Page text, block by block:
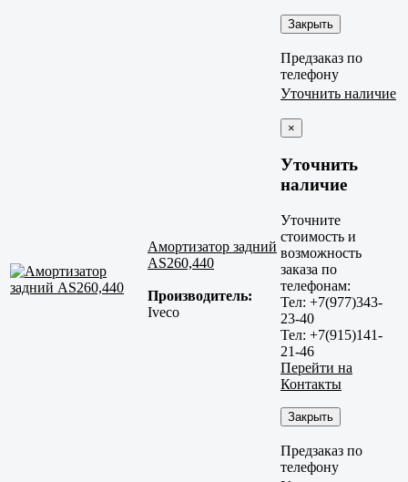
Закрыть
Предзаказ по
телефону
Амортизатор задний
AS260,440
Производитель:
Iveco
Уточнить наличие
×
Уточнить
наличие
Уточните
стоимость и
возможность
заказа по
телефонам:
Тел: +7(977)343-
23-40
Тел: +7(915)141-
21-46
Перейти на
Контакты
Закрыть
Предзаказ по
телефону